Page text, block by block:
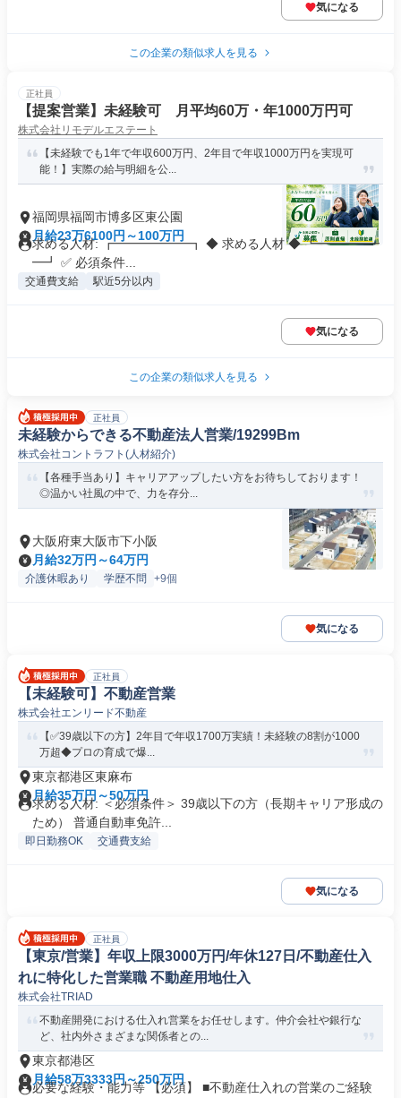
気になる
この企業の類似求人を見る
正社員
【提案営業】未経験可 月平均60万・年1000万円可
株式会社リモデルエステート
【未経験でも1年で年収600万円、2年目で年収1000万円を実現可
能！】実際の給与明細を公...
福岡県福岡市博多区東公園
月給23万6100円～100万円
求める人材: ┏━━━━━━┓ ◆ 求める人材 ◆ ┗━━━━━
━┛ ✅ 必須条件...
交通費支給 駅近5分以内
気になる
この企業の類似求人を見る
正社員
未経験からできる不動産法人営業/19299Bm
株式会社コントラフト(人材紹介)
【各種手当あり】キャリアアップしたい方をお待ちしております！
◎温かい社風の中で、力を存分...
大阪府東大阪市下小阪
月給32万円～64万円
介護休暇あり 学歴不問 +9個
気になる
正社員
【未経験可】不動産営業
株式会社エンリード不動産
【✅39歳以下の方】2年目で年収1700万実績！未経験の8割が1000
万超◆プロの育成で爆...
東京都港区東麻布
月給35万円～50万円
求める人材: ＜必須条件＞ 39歳以下の方（長期キャリア形成の
ため） 普通自動車免許...
即日勤務OK 交通費支給
気になる
正社員
【東京/営業】年収上限3000万円/年休127日/不動産仕入
れに特化した営業職 不動産用地仕入
株式会社TRIAD
不動産開発における仕入れ営業をお任せします。仲介会社や銀行な
ど、社内外さまざまな関係者との...
東京都港区
月給58万3333円～250万円
必要な経験・能力等 【必須】 ■不動産仕入れの営業のご経験